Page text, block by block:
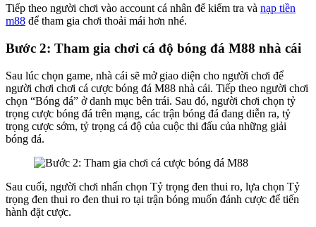
Tiếp theo người chơi vào account cá nhân để kiểm tra và nạp tiền
m88 để tham gia chơi thoải mái hơn nhé.
Bước 2: Tham gia chơi cá độ bóng đá M88 nhà cái
Sau lúc chọn game, nhà cái sẽ mở giao diện cho người chơi để
người chơi chơi cá cược bóng đá M88 nhà cái. Tiếp theo người chơi
chọn “Bóng đá” ở danh mục bên trái. Sau đó, người chơi chọn tỷ
trọng cược bóng đá trên mạng, các trận bóng đá đang diễn ra, tỷ
trọng cược sớm, tỷ trọng cá độ của cuộc thi đấu của những giải
bóng đá.
Sau cuối, người chơi nhấn chọn Tỷ trọng đen thui ro, lựa chọn Tỷ
trọng đen thui ro đen thui ro tại trận bóng muốn đánh cược để tiến
hành đặt cược.